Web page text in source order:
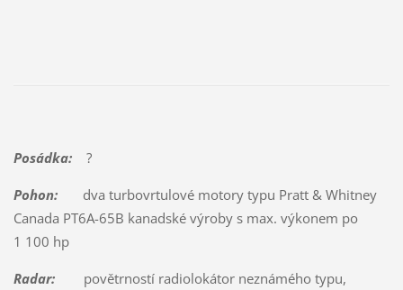
Posádka:?
Pohon:dva turbovrtulové motory typu Pratt & Whitney
Canada PT6A-65B kanadské výroby s max. výkonem po
1 100 hp
Radar:povětrností radiolokátor neznámého typu,